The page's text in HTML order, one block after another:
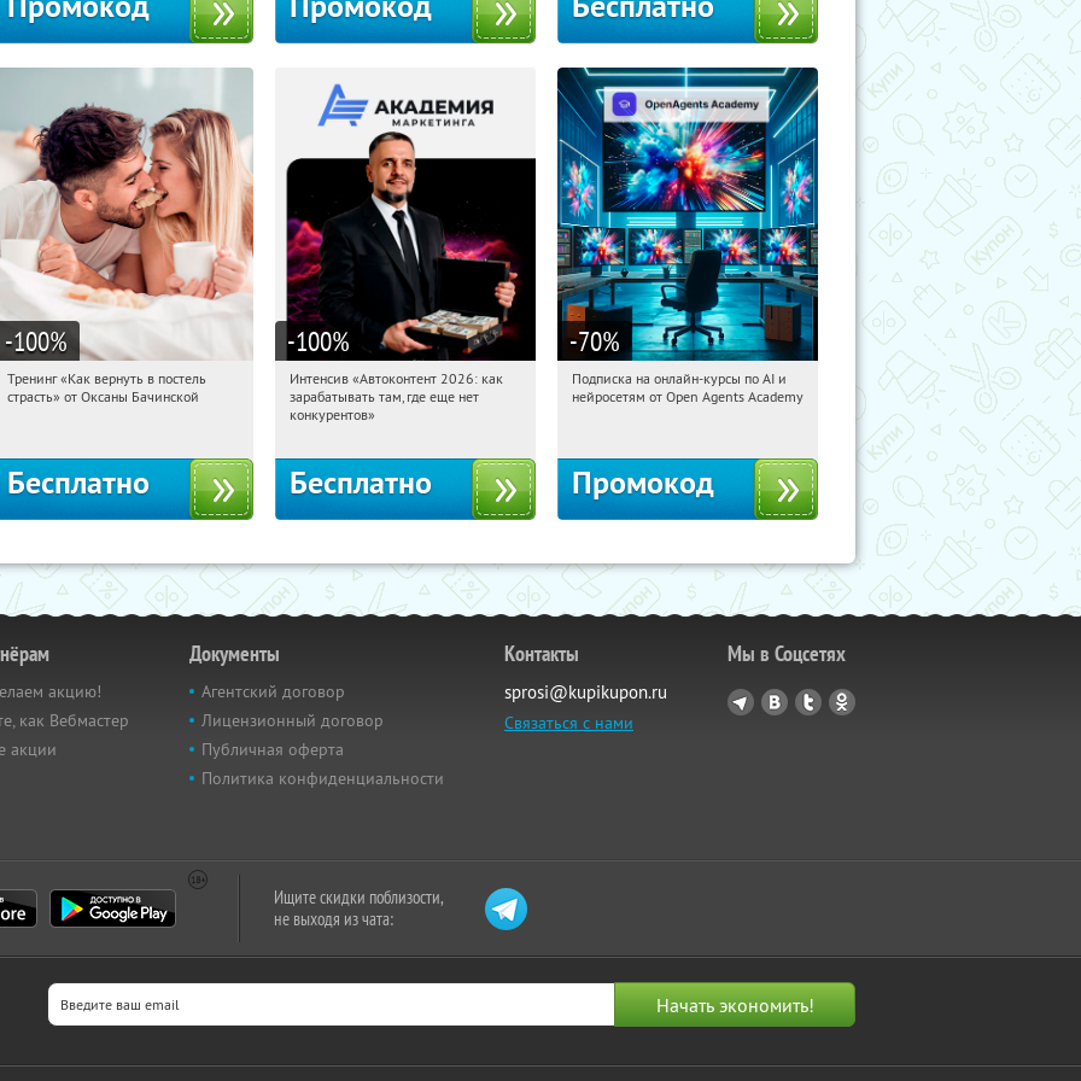
-100%
18:19:00 Получили:
Тренинг «Как вернуть в постель
страсть» от Оксаны Бачинской
Бесплатно
-100%
18:19:00 Получили:
Россия
Интенсив «Автоконтент 2026: как
зарабатывать там, где еще нет
конкурентов»
Бесплатно
-70%
18:19:00 Получили:
Подписка на онлайн-курсы по AI и
нейросетям от Open Agents Academy
Промокод
акцию!
как Вебмастер
акции
Документы
Агентский договор
Лицензионный договор
Публичная оферта
Политика конфиденциальности
Контакты
sprosi@kupikupon.ru
Связаться с нами
Мы в Соцсетях
Ищите скидки поблизости,
не выходя из чата: